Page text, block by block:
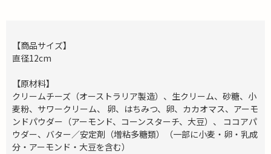
【商品サイズ】
直径12cm
【原材料】
クリームチーズ（オーストラリア製造）、生クリーム、砂糖、小
麦粉、サワークリーム、 卵、はちみつ、卵、カカオマス、アーモ
ンドパウダー（アーモンド、コーンスターチ、大豆）、 ココアパ
ウダー、バター／安定剤（増粘多糖類）（一部に小麦・卵・乳成
分・アーモンド・大豆を含む）